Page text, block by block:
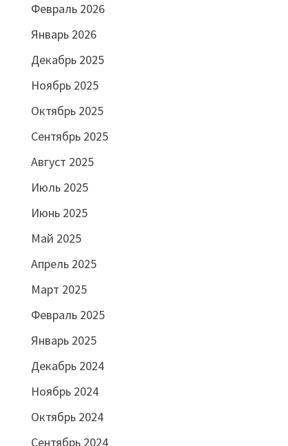
Февраль 2026
Январь 2026
Декабрь 2025
Ноябрь 2025
Октябрь 2025
Сентябрь 2025
Август 2025
Июль 2025
Июнь 2025
Май 2025
Апрель 2025
Март 2025
Февраль 2025
Январь 2025
Декабрь 2024
Ноябрь 2024
Октябрь 2024
Сентябрь 2024